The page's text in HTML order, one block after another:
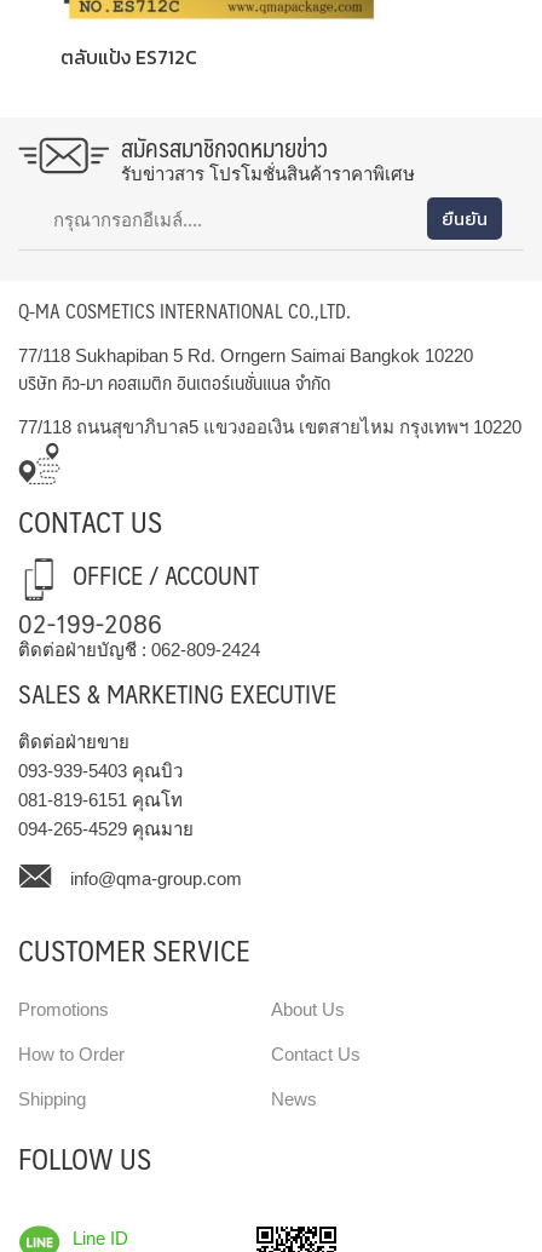
ตลับแป้ง ES712C
สมัครสมาชิกจดหมายข่าว
รับข่าวสาร โปรโมชั่นสินค้าราคาพิเศษ
Q-MA COSMETICS INTERNATIONAL CO.,LTD.
77/118 Sukhapiban 5 Rd. Orngern Saimai Bangkok 10220
บริษัท คิว-มา คอสเมติก อินเตอร์เนชั่นแนล จำกัด
77/118 ถนนสุขาภิบาล5 แขวงออเงิน เขตสายไหม กรุงเทพฯ 10220
CONTACT US
OFFICE / ACCOUNT
02-199-2086
ติดต่อฝ่ายบัญชี : 062-809-2424
SALES & MARKETING EXECUTIVE
ติดต่อฝ่ายขาย
093-939-5403 คุณบิว
081-819-6151 คุณโท
094-265-4529 คุณมาย
info@qma-group.com
CUSTOMER SERVICE
Promotions
How to Order
Shipping
About Us
Contact Us
News
FOLLOW US
Line ID